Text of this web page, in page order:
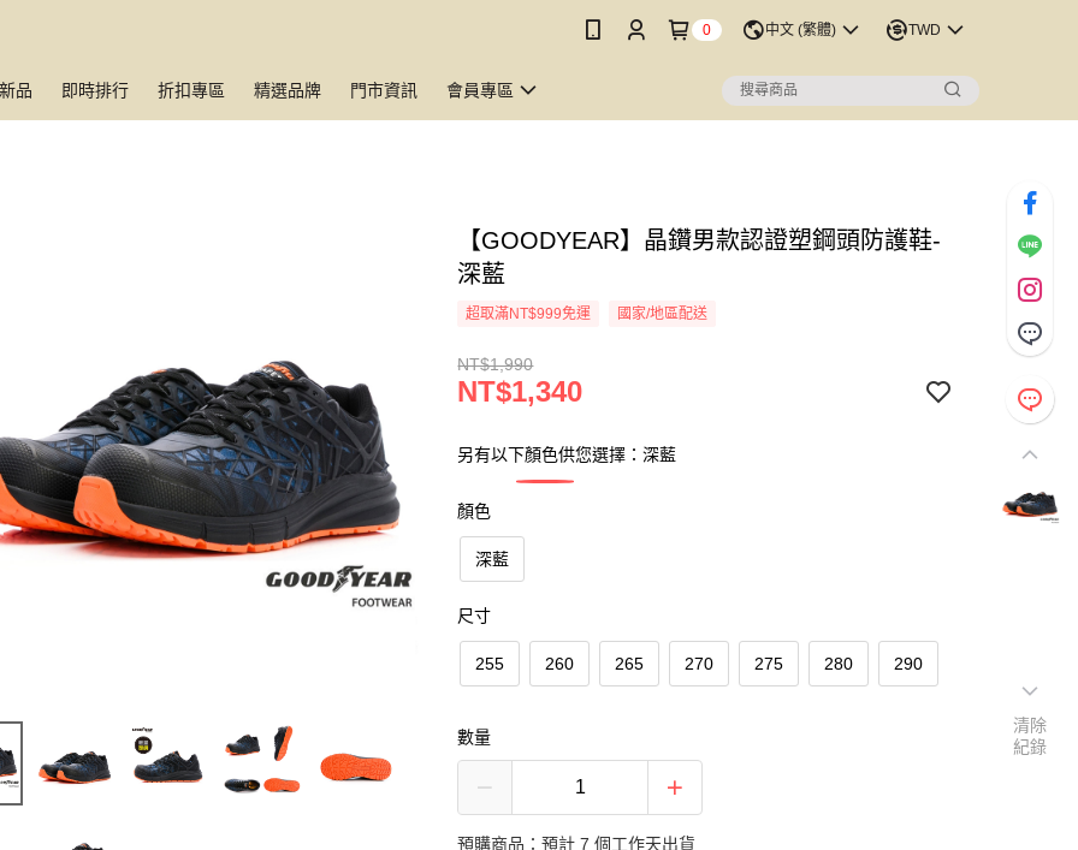
0 中文 (繁體) TWD
品 即時排行 折扣專區 精選品牌 門市資訊 會員專區
【GOODYEAR】晶鑽男款認證塑鋼頭防護鞋-
深藍
超取滿NT$999免運 國家/地區配送
NT$1,990
NT$1,340
另有以下顏色供您選擇：深藍
顏色
深藍
尺寸
255 260 265 270 275 280 290
數量
預購商品：預計 7 個工作天出貨
清除
紀錄